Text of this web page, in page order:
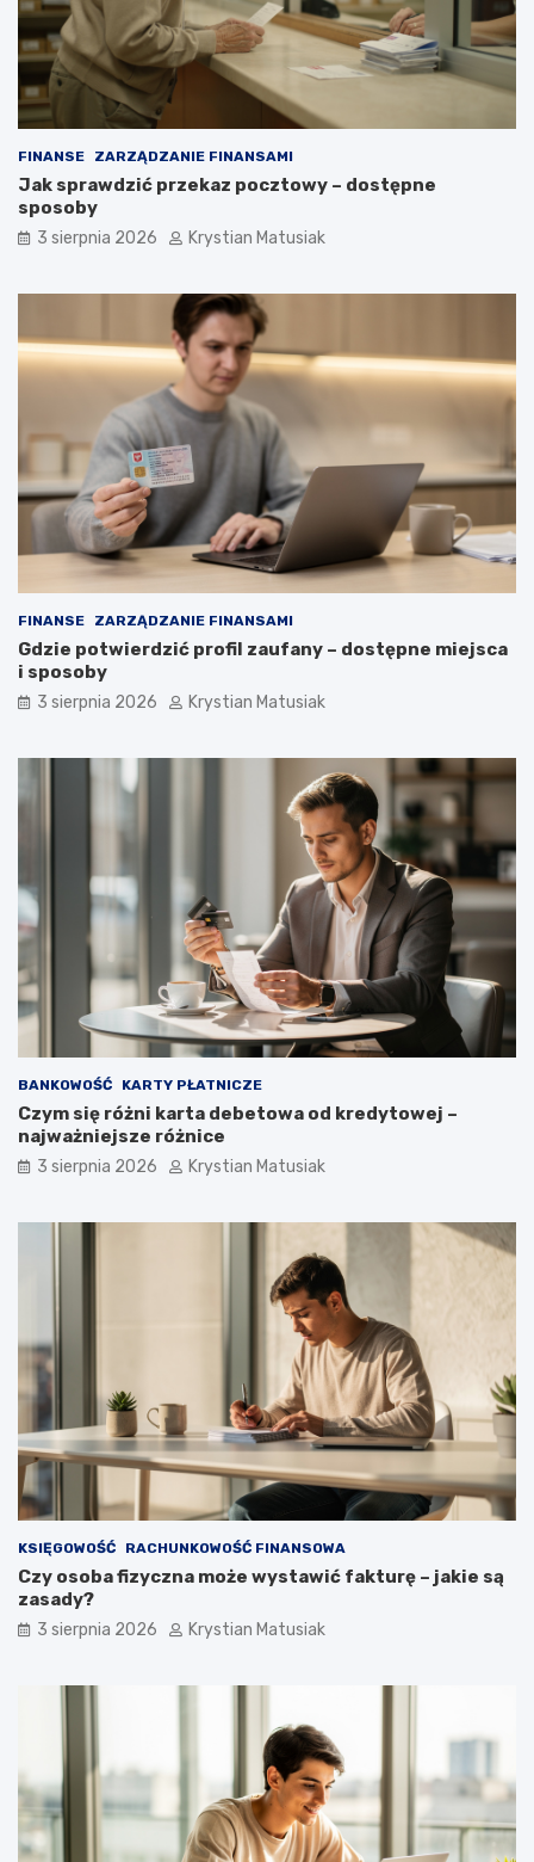
FINANSE ZARZĄDZANIE FINANSAMI
Jak sprawdzić przekaz pocztowy – dostępne
sposoby
3 sierpnia 2026 Krystian Matusiak
FINANSE ZARZĄDZANIE FINANSAMI
Gdzie potwierdzić profil zaufany – dostępne miejsca
i sposoby
3 sierpnia 2026 Krystian Matusiak
BANKOWOŚĆ KARTY PŁATNICZE
Czym się różni karta debetowa od kredytowej –
najważniejsze różnice
3 sierpnia 2026 Krystian Matusiak
KSIĘGOWOŚĆ RACHUNKOWOŚĆ FINANSOWA
Czy osoba fizyczna może wystawić fakturę – jakie są
zasady?
3 sierpnia 2026 Krystian Matusiak